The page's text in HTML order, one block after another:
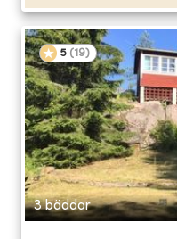
5 (19)
3 bäddar